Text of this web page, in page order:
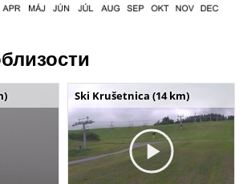
Ski Krušetnica (14 km)